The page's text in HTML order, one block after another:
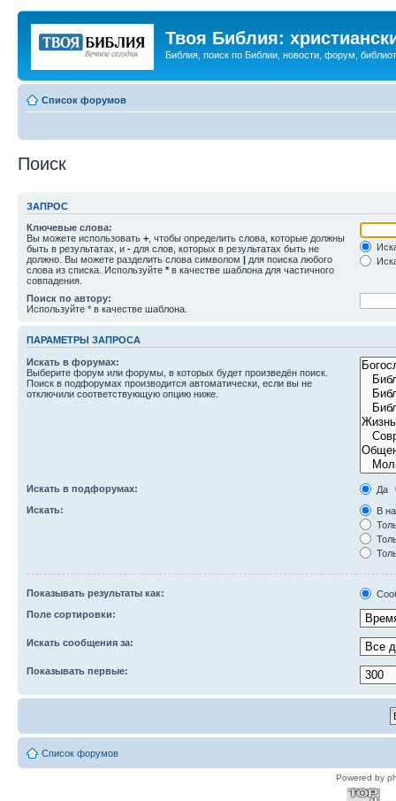
Твоя Библия:
Библия, поиск по Библии, новости, форум,
Список форумов
Поиск
ЗАПРОС
Ключевые слова:
Вы можете использовать + , чтобы определить слова, которые должны
быть в результатах, и - для слов, которых в результатах быть не
должно. Вы можете разделить слова символом | для поиска любого
слова из списка. Используйте * в качестве шаблона для частичного
совпадения.
Поиск по автору:
Используйте * в качестве шаблона.
ПАРАМЕТРЫ ЗАПРОСА
Искать в форумах:
Выберите форум или форумы, в которых будет произведён поиск.
Поиск в подфорумах производится автоматически, если вы не
отключили соответствующую опцию ниже.
Искать в подфорумах:
Да
Искать:
В
Показывать результаты как:
Поле сортировки:
Искать сообщения за:
Показывать первые:
Список форумов
Powered by